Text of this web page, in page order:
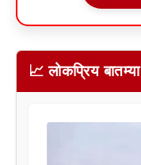
📈 लोकप्रिय बातम्या